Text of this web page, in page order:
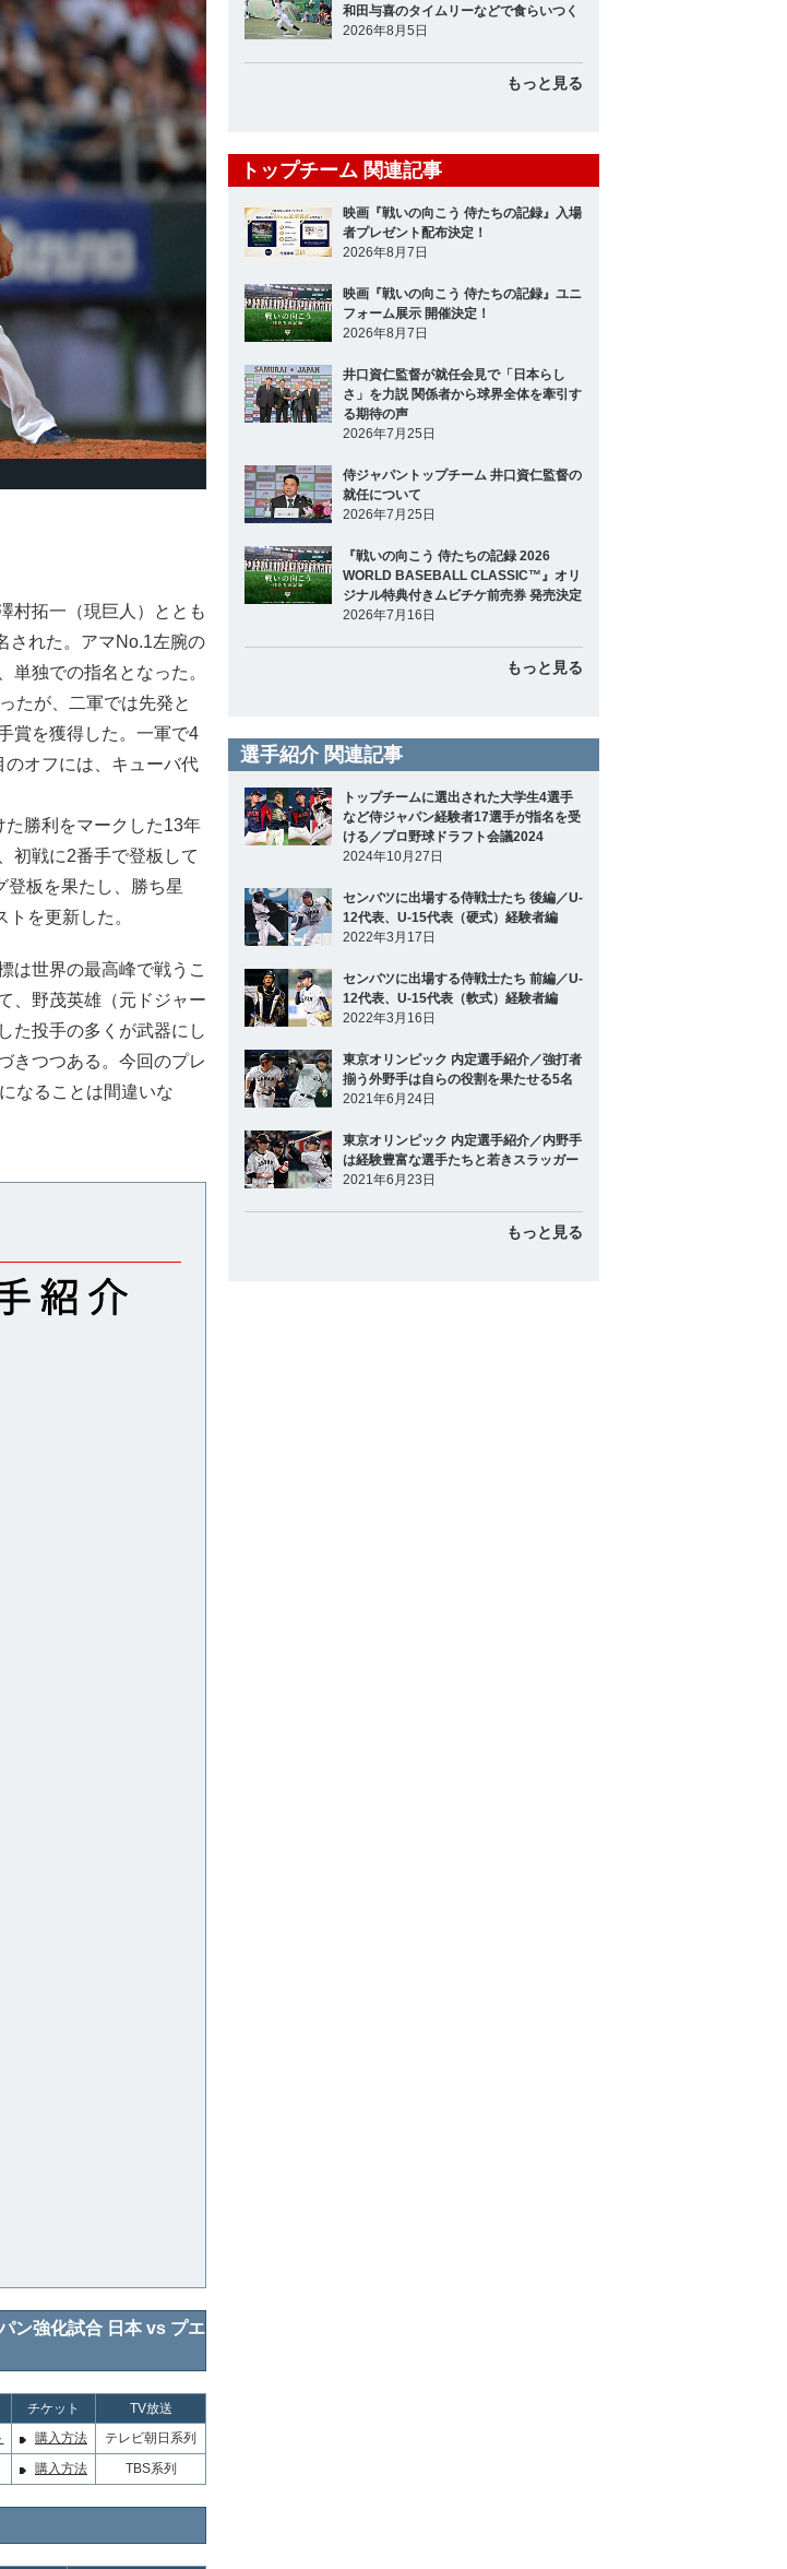
村拓一（現巨人）ととも
された。アマNo.1左腕の
単独での指名となった。
たが、二軍では先発と
賞を獲得した。一軍で4
オフには、キューバ代
勝利をマークした13年
初戦に2番手で登板して
登板を果たし、勝ち星
を更新した。
は世界の最高峰で戦うこ
、野茂英雄（元ドジャー
た投手の多くが武器にし
きつつある。今回のプレ
なることは間違いな
ン強化試合 日本 vs プエ
チケット
TV放送
購入方法
テレビ朝日系列
購入方法 TBS系列
和田与喜のタイムリーなどで食らいつく
2026年8月5日
もっと見る
トップチーム 関連記事
映画『戦いの向こう 侍たちの記録』入場
者プレゼント配布決定！
2026年8月7日
映画『戦いの向こう 侍たちの記録』ユニ
フォーム展示 開催決定！
2026年8月7日
井口資仁監督が就任会見で「日本らし
さ」を力説 関係者から球界全体を牽引す
る期待の声
2026年7月25日
侍ジャパントップチーム 井口資仁監督の
就任について
2026年7月25日
『戦いの向こう 侍たちの記録 2026
WORLD BASEBALL CLASSIC™』オリ
ジナル特典付きムビチケ前売券 発売決定
2026年7月16日
もっと見る
選手紹介 関連記事
トップチームに選出された大学生4選手
など侍ジャパン経験者17選手が指名を受
ける／プロ野球ドラフト会議2024
2024年10月27日
センバツに出場する侍戦士たち 後編／U-
12代表、U-15代表（硬式）経験者編
2022年3月17日
センバツに出場する侍戦士たち 前編／U-
12代表、U-15代表（軟式）経験者編
2022年3月16日
東京オリンピック 内定選手紹介／強打者
揃う外野手は自らの役割を果たせる5名
2021年6月24日
東京オリンピック 内定選手紹介／内野手
は経験豊富な選手たちと若きスラッガー
2021年6月23日
もっと見る